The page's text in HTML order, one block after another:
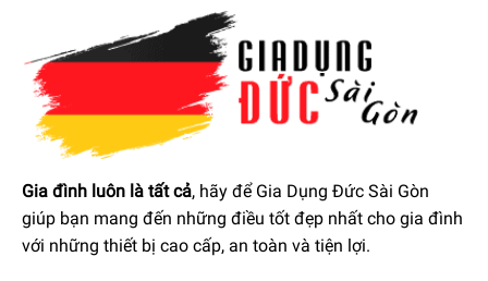
Gia đình luôn là tất cả, hãy để Gia Dụng Đức Sài Gòn
giúp bạn mang đến những điều tốt đẹp nhất cho gia đình
với những thiết bị cao cấp, an toàn và tiện lợi.